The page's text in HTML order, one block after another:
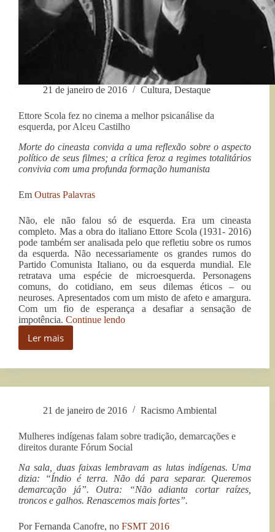
21 de janeiro de 2016 Cultura, Destaque
Ettore Scola fez no cinema a melhor psicanálise da
esquerda, por Alceu Castilho
Morte do cineasta convida a uma reflexão sobre o aspecto
político de seus filmes; a crítica feroz a regimes totalitários
convivia com uma profunda formação humanista
Em Outras Palavras
Não, ele não falou só de esquerda. Era um cineasta
completo. Mas a obra do italiano Ettore Scola (1931- 2016)
pode também ser analisada pelo que refletiu sobre os rumos
da esquerda. Não necessariamente os grandes rumos do
Partido Comunista Italiano, ou da esquerda mundial. Ele
retratava uma espécie de microesquerda. Personagens
comuns, do cotidiano, em seus dilemas éticos – ou
neuroses. Apresentados com um misto de afeto e amargura.
Com um fio de esperança a desafiar a sensação de
impotência. Continue lendo“Ettore
melhor
da
Alceu
Castilho”
Ler mais
Ettore
fez
a
melhor
da
esquerda,
por
Alceu
Castilho
21 de janeiro de 2016 Racismo Ambiental
Mulheres indígenas falam sobre tradição, demarcações e
direitos durante Fórum Social
Na sala, duas faixas lembravam as lutas indígenas. Uma
dizia: “Índio é terra. Não dá para separar. Queremos
demarcação já”. Outra: “Não adianta cortar raízes,
troncos e galhos. Renascemos mais fortes”.
Por Fernanda Canofre, no FSMT 2016